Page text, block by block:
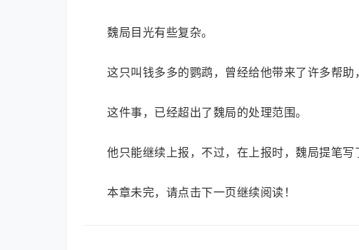
魏局目光有些复杂。
这只叫钱多多的鹦鹉，曾经给他带来了许多帮助
这件事，已经超出了魏局的处理范围。
他只能继续上报，不过，在上报时，魏局提笔
本章未完，请点击下一页继续阅读！